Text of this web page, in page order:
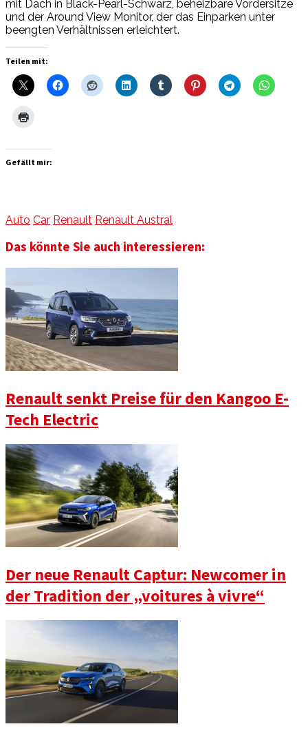
mit Dach in Black-Pearl-Schwarz, beheizbare Vordersitze
und der Around View Monitor, der das Einparken unter
beengten Verhältnissen erleichtert.
Teilen mit:
Gefällt mir:
Auto Car Renault Renault Austral
Das könnte Sie auch interessieren:
Renault senkt Preise für den Kangoo E-
Tech Electric
Der neue Renault Captur: Newcomer in
der Tradition der „voitures à vivre“